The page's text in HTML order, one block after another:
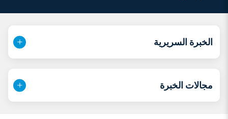
والأذن والحنجرة (MS) في كلية الطب التابعة لمهمة فينايكا،
على الميدالية الذهبية عام 2020. بدأت د. جينو مسيرتها
المهنية كاستشارية أنف وأذن وحنجرة بدوام كامل في
مستشفى راني ميديكال ميشن في باثانامثيتا، كيرالا، عام
خاصة في المنطقة. وقد ساهمت بفاعلية في الأبحاث الطبية،
الخبرة السريرية
مجالات الخبرة